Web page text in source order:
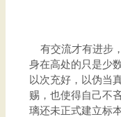
有交流才有进步
身在高处的只是少
以次充好，以伪当
赐，也使得自己不
璃还未正式建立标